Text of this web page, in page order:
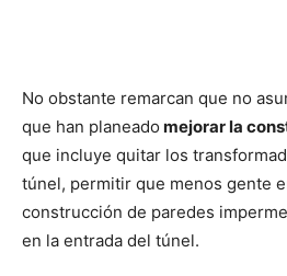
No obstante remarcan que no
que han planeado mejorar la
que incluye quitar los
túnel, permitir que menos gente
construcción de paredes
en la entrada del túnel.